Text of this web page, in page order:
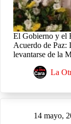
El Gobierno y el
Acuerdo de Paz:
levantarse de la
La
14 mayo,